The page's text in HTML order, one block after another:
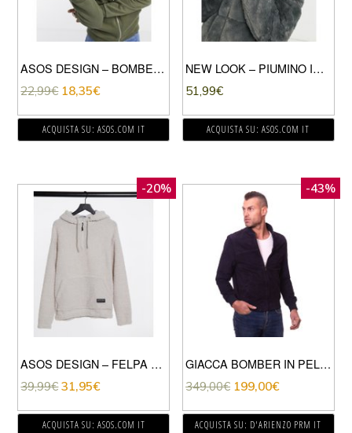
ASOS DESIGN – BOMBER IN JERSEY KAKI-VERDE
22,99€ 18,35€
ACQUISTA SU: ASOS.COM IT
NEW LOOK – PIUMINO IN PELLICCIA SINTETICA GRIGIO SCURO
51,99€
ACQUISTA SU: ASOS.COM IT
-20%
ASOS DESIGN – FELPA OVERSIZE CON CAPPUCCIO E COLLO A IMBUTO IN PILE BORG BIANCO SPORCO
39,99€ 31,95€
ACQUISTA SU: ASOS.COM IT
-43%
GIACCA BOMBER IN PELLE CAMOSCIO BLU DUE TASCHE CON ZIP
349,00€ 199,00€
ACQUISTA SU: D'ARIENZO PRM IT